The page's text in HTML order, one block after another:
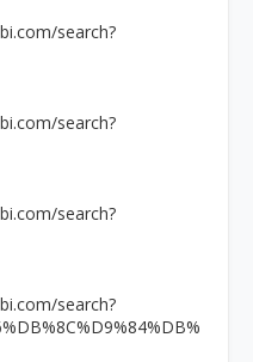
search?
search?
search?
search?